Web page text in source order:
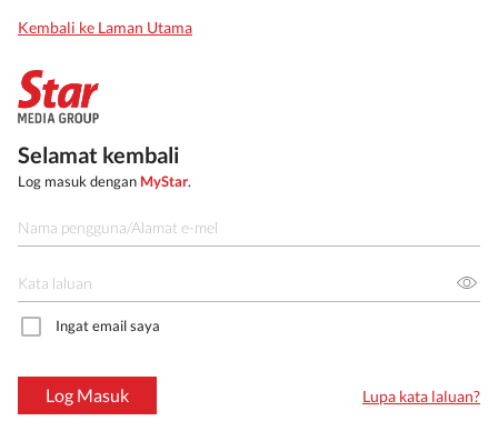
Kembali ke Laman Utama
Selamat kembali
Log masuk dengan MyStar.
Ingat email saya
Log Masuk Lupa kata laluan?